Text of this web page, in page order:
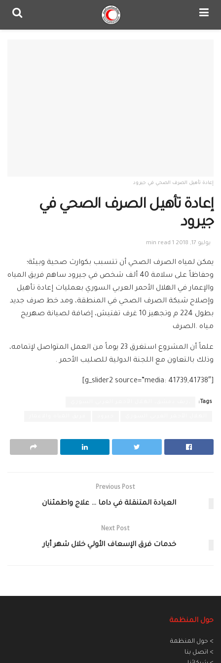
إعادة تأهيل الصرف الصحي في جيرود
إعادة تأهيل الصرف الصحي في
جيرود
يوليو 17, 2018 1 min read
يمكن لمياه الصرف الصحي أن تتسبب بكوارث صحية وبيئة؛
وحفاظاً على سلامة 40 ألف شخص في جيرود ساهم فريق المياه
والإعمار في الهلال الأحمر العربي السوري بعمليات إعادة تأهيل
وإصلاح شبكة الصرف الصحي في المنطقة، ومد خط صرف جديد
بطول 224 م وتجهيز 10 غرف تفتيش، إضافة لصيانة صهريج
مياه .الصرف
علماً أن المشروع استغرق 23 يوماً من العمل المتواصل لإتمامه،
وذلك بالتعاون مع اللجنة الدولية للصليب الأحمر .
[g_slider2 source=”media: 41739,41738″]
Tags:
Previous Post
العيادة المتنقلة في داما … علاج واطمئنان
Next Post
خدمات فرق الإسعاف الأولي خلال شهر أيار
حول المنظمة
> حول المنظمة
> اتصل بنا